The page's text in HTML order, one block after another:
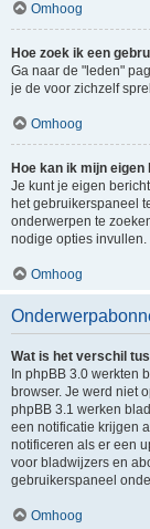
Omhoog
Hoe zoek ik een
Ga naar de "leden"
je de voor zichzelf
Omhoog
Hoe kan ik mijn
Je kunt je eigen
het gebruikerspaneel
onderwerpen te
nodige opties invullen.
Omhoog
Wat is het verschil
In phpBB 3.0 werkten
browser. Je werd niet
phpBB 3.1 werken
een notificatie krijgen
notificeren als er een
voor bladwijzers en
gebruikerspaneel
Omhoog